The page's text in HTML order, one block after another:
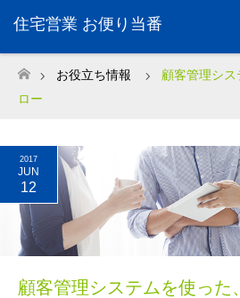
住宅営業 お便り当番
ホーム
お役立ち情報
顧客管理シ
ロー
2017
JUN
12
顧客管理システムを使った